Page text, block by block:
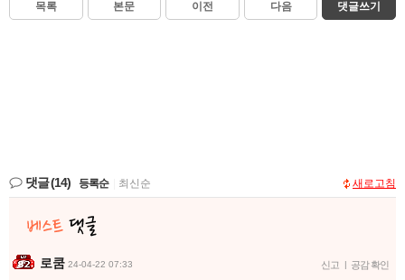
목록 본문 이전 다음 댓글쓰기
댓글(14) 등록순 최신순 새로고침
로쿰 24-04-22 07:33 신고 | 공감 확인